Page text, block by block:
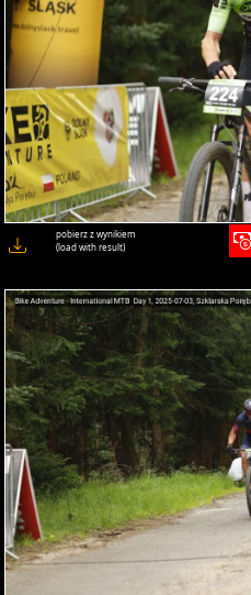
pobierz z wynikiem
(load with result)